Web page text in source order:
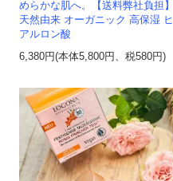
めらかな肌へ。【送料弊社負担】
天然由来 オーガニック 高保湿 ヒ
アルロン酸
6,380円(本体5,800円、税580円)